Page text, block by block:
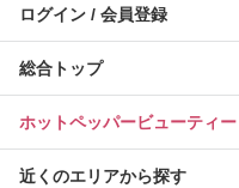
ログイン / 会員登録
総合トップ
ホットペッパービューティ
近くのエリアから探す